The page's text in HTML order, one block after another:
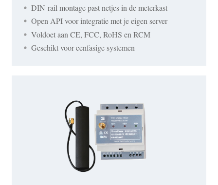
DIN-rail montage past netjes in de meterkast
Open API voor integratie met je eigen server
Voldoet aan CE, FCC, RoHS en RCM
Geschikt voor eenfasige systemen